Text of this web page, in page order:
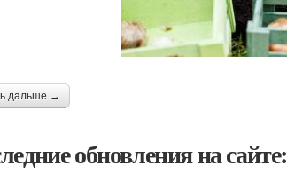
дальше →
обновления на сайте: